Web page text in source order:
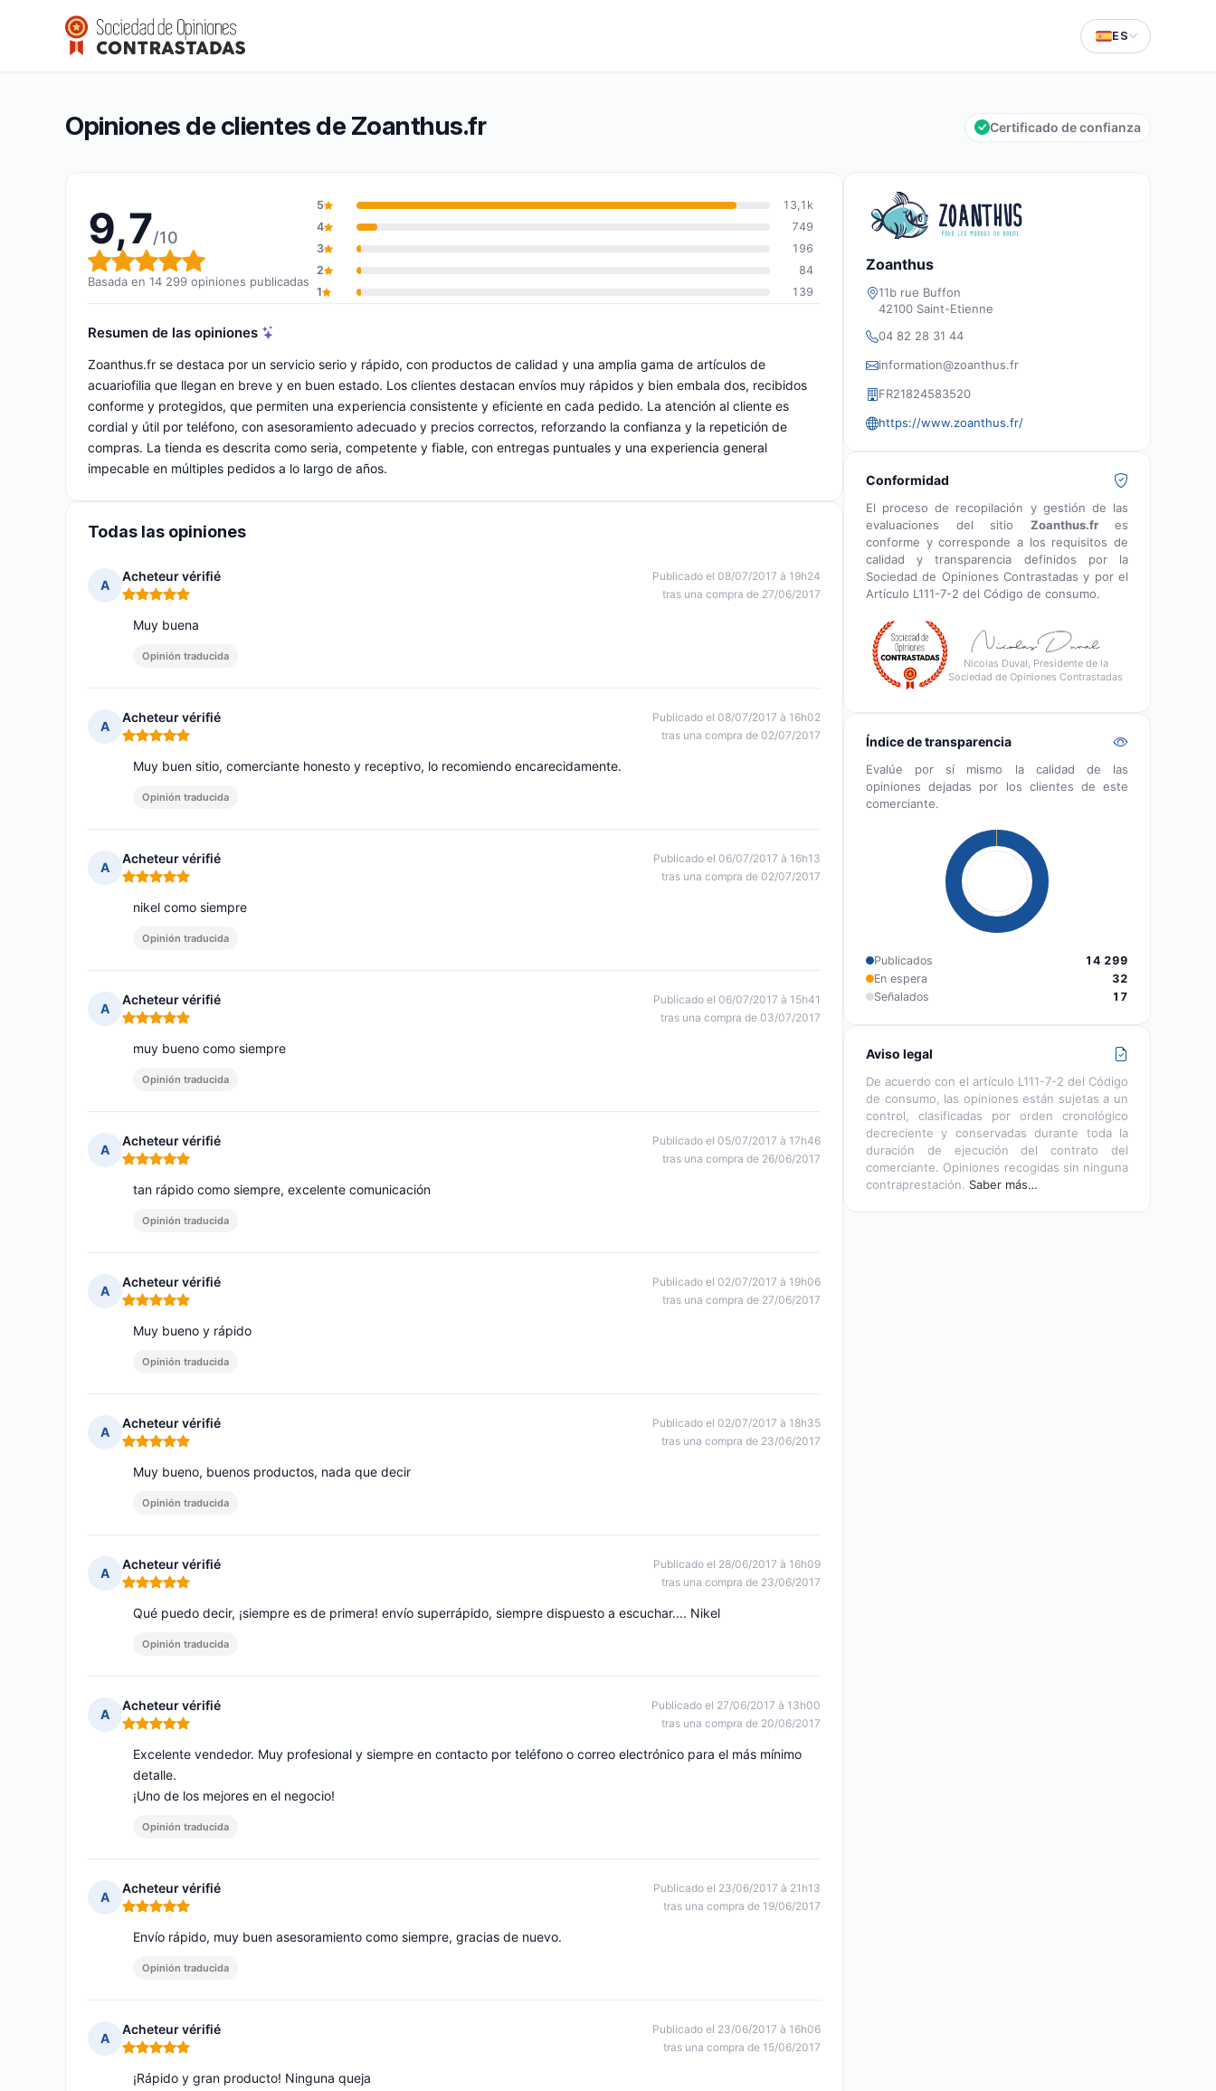
ES
Zoanthus.fr
Calificación global: 9,7 de 10
9,7/10(14 299 opiniones)
Opiniones de clientes de Zoanthus.fr Certificado de confianza
9,7/10
Calificación global: 9,7 de 10
Basada en 14 299 opiniones publicadas
5
13,1k
4
749
3
196
2
84
1
139
Resumen de las opiniones
Zoanthus.fr se destaca por un servicio serio y rápido, con productos de calidad y una amplia gama de artículos de
acuariofilia que llegan en breve y en buen estado. Los clientes destacan envíos muy rápidos y bien embala dos, recibidos
conforme y protegidos, que permiten una experiencia consistente y eficiente en cada pedido. La atención al cliente es
cordial y útil por teléfono, con asesoramiento adecuado y precios correctos, reforzando la confianza y la repetición de
compras. La tienda es descrita como seria, competente y fiable, con entregas puntuales y una experiencia general
impecable en múltiples pedidos a lo largo de años.
Todas las opiniones
A
Acheteur vérifié
Nota: 5 de 5
Publicado el 08/07/2017 à 19h24
tras una compra de 27/06/2017
Muy buena
Opinión traducida
A
Acheteur vérifié
Nota: 5 de 5
Publicado el 08/07/2017 à 16h02
tras una compra de 02/07/2017
Muy buen sitio, comerciante honesto y receptivo, lo recomiendo encarecidamente.
Opinión traducida
A
Acheteur vérifié
Nota: 5 de 5
Publicado el 06/07/2017 à 16h13
tras una compra de 02/07/2017
nikel como siempre
Opinión traducida
A
Acheteur vérifié
Nota: 5 de 5
Publicado el 06/07/2017 à 15h41
tras una compra de 03/07/2017
muy bueno como siempre
Opinión traducida
A
Acheteur vérifié
Nota: 5 de 5
Publicado el 05/07/2017 à 17h46
tras una compra de 26/06/2017
tan rápido como siempre, excelente comunicación
Opinión traducida
A
Acheteur vérifié
Nota: 5 de 5
Publicado el 02/07/2017 à 19h06
tras una compra de 27/06/2017
Muy bueno y rápido
Opinión traducida
A
Acheteur vérifié
Nota: 5 de 5
Publicado el 02/07/2017 à 18h35
tras una compra de 23/06/2017
Muy bueno, buenos productos, nada que decir
Opinión traducida
A
Acheteur vérifié
Nota: 5 de 5
Publicado el 28/06/2017 à 16h09
tras una compra de 23/06/2017
Qué puedo decir, ¡siempre es de primera! envío superrápido, siempre dispuesto a escuchar.... Nikel
Opinión traducida
A
Acheteur vérifié
Nota: 5 de 5
Publicado el 27/06/2017 à 13h00
tras una compra de 20/06/2017
Excelente vendedor. Muy profesional y siempre en contacto por teléfono o correo electrónico para el más mínimo
detalle.
¡Uno de los mejores en el negocio!
Opinión traducida
A
Acheteur vérifié
Nota: 5 de 5
Publicado el 23/06/2017 à 21h13
tras una compra de 19/06/2017
Envío rápido, muy buen asesoramiento como siempre, gracias de nuevo.
Opinión traducida
A
Acheteur vérifié
Nota: 5 de 5
Publicado el 23/06/2017 à 16h06
tras una compra de 15/06/2017
¡Rápido y gran producto! Ninguna queja
Zoanthus
11b rue Buffon
42100 Saint-Etienne
04 82 28 31 44
information@zoanthus.fr
FR21824583520
https://www.zoanthus.fr/
Conformidad
El proceso de recopilación y gestión de las
evaluaciones del sitio Zoanthus.fres
conforme y corresponde a los requisitos de
calidad y transparencia definidos por la
Sociedad de Opiniones Contrastadas y por el
Artículo L111-7-2 del Código de consumo.
Nicolas Duval, Presidente de la
Sociedad de Opiniones Contrastadas
Índice de transparencia
Evalúe por sí mismo la calidad de las
opiniones dejadas por los clientes de este
comerciante.
Publicados
14 299
En espera
32
Señalados
17
Aviso legal
De acuerdo con el artículo L111-7-2 del Código
de consumo, las opiniones están sujetas a un
control, clasificadas por orden cronológico
decreciente y conservadas durante toda la
duración de ejecución del contrato del
comerciante. Opiniones recogidas sin ninguna
contraprestación. Saber más…